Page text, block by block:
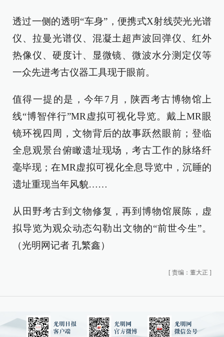
透过一侧的透明“车身”，便携式X射线荧光光谱
仪、拉曼光谱仪、混凝土超声波回弹仪、红外
热像仪、硬度计、显微镜、微波水分测定仪等
一众先进考古仪器工具现于眼前。
值得一提的是，今年7月，陕西考古博物馆上
线“博智伴行”MR虚拟可视化导览。戴上MR眼
镜环视四周，文物背后的故事跃然眼前；登临
全息观景台俯瞰遗址现场，考古工作的脉络纤
毫毕现；在MR虚拟可视化全息导览中，沉睡的
遗址重现当年风貌……
从田野考古到文物修复，再到博物馆展陈，虚
拟导览为观众动态勾勒出文物的“前世今生”。
（光明网记者 孔繁鑫）
[ 责编：董大正 ]